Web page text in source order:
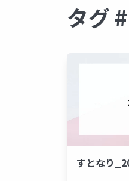
タグ
すとなり